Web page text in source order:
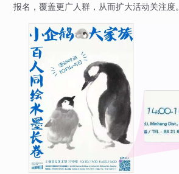
报名，覆盖更广人群，从而扩大活动关注度。